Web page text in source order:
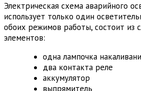
Электрическая схема аварийного
использует только один
обоих режимов работы, состоит из
элементов:
одна лампочка
два контакта реле
аккумулятор
выпрямитель